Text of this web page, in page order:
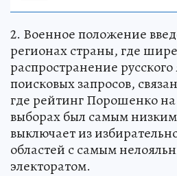
2. Военное положение
регионах страны, где
распространение
поисковых запросов,
где рейтинг Порошенко
выборах был самым
выключает из
областей с самым
электоратом.